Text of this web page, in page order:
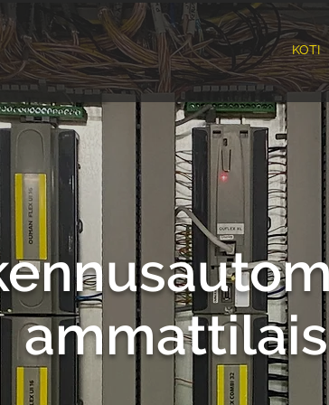
KOTI